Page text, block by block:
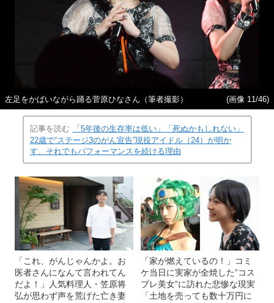
左足をかばいながら踊る菅原ひなさん（筆者撮影） (画像 11/46)
記事を読む
「5年後の生存率は低い」「死ぬかもしれない」
22歳で“ステージ3のがん宣告”現役アイドル（24）が明か
す、それでもパフォーマンスを続ける理由
「これ、がんじゃんかよ。お
医者さんになんて言われてん
だよ！」人気料理人・笠原将
弘が思わず声を荒げた亡き妻
「家が燃えているの！」コミ
ケ当日に実家が全焼した”コス
プレ美女”に訪れた悲惨な現実
「土地を売っても数十万円に